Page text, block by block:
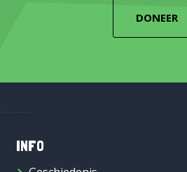
DONEER
INFO